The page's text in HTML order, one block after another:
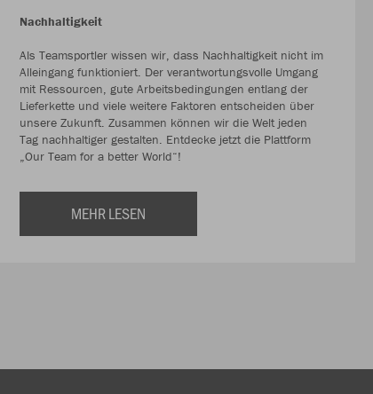
Nachhaltigkeit
Als Teamsportler wissen wir, dass Nachhaltigkeit nicht im
Alleingang funktioniert. Der verantwortungsvolle Umgang
mit Ressourcen, gute Arbeitsbedingungen entlang der
Lieferkette und viele weitere Faktoren entscheiden über
unsere Zukunft. Zusammen können wir die Welt jeden
Tag nachhaltiger gestalten. Entdecke jetzt die Plattform
„Our Team for a better World“!
MEHR LESEN